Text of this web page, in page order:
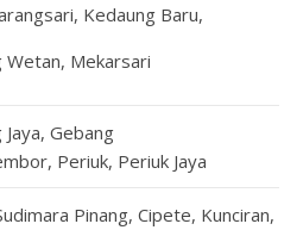
Kedaung Baru,
Wetan, Mekarsari
Jaya, Gebang
Periuk, Periuk Jaya
Pinang, Cipete, Kunciran,